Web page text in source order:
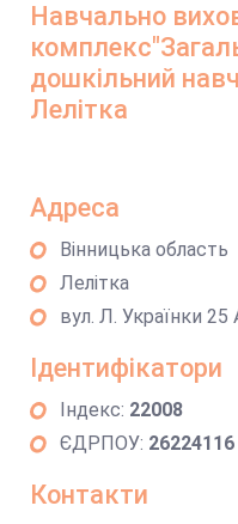
Навчально
дошкільний
Лелітка
Адреса
Вінницька область
Лелітка
вул. Л. Українки 25
Ідентифікатори
Індекс: 22008
ЄДРПОУ: 26224116
Контакти